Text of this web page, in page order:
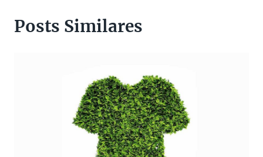
Posts Similares